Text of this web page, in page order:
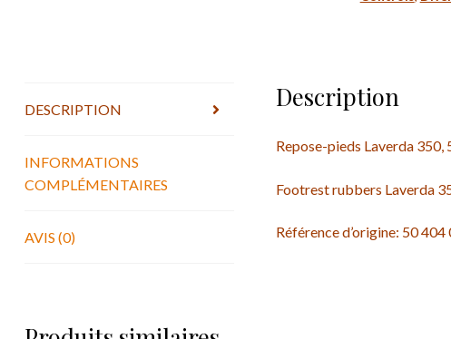
350,
/
500,
RGS
of
DESCRIPTION
INFORMATIONS
COMPLÉMENTAIRES
AVIS (0)
Description
Repose-pieds Laverda 350,
Footrest rubbers Laverda
Référence d’origine: 50 404